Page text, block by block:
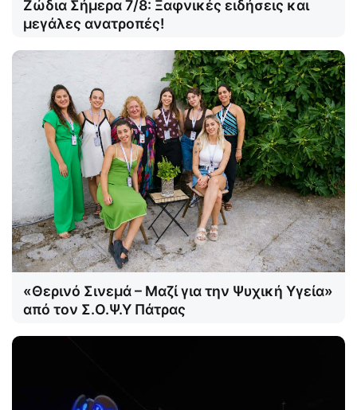
Ζώδια Σήμερα 7/8: Ξαφνικές ειδήσεις και
μεγάλες ανατροπές!
«Θερινό Σινεμά – Μαζί για την Ψυχική Υγεία»
από τον Σ.Ο.Ψ.Υ Πάτρας